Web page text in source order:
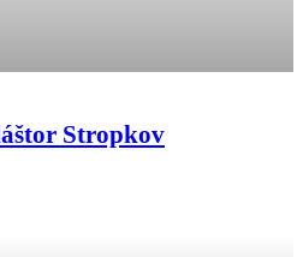
Stropkov